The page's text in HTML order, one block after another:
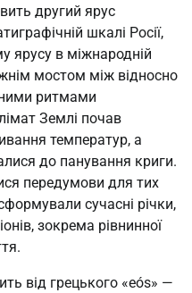
другий ярус
шкалі Росії,
ярусу в міжнародній
мостом між відносно
ритмами
Землі почав
температур, а
до панування криги.
передумови для тих
сучасні річки,
зокрема рівнинної
від грецького «eós» —